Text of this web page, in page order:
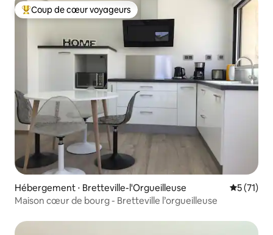
Coups de cœur voyageurs les plus appréciés
Coup de cœur voyageurs
Hébergement ⋅ Bretteville-l'Orgueilleuse
5 (71)
Maison cœur de bourg - Bretteville l’orgueilleuse